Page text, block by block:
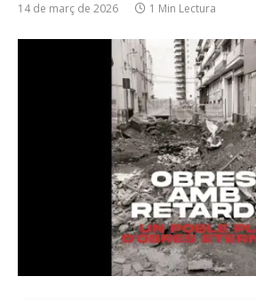
14 de març de 2026 1 Min Lectura